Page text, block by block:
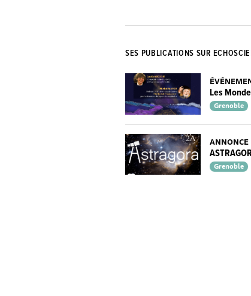
SES PUBLICATIONS SUR
Les
Grenoble
ANNONCE
Grenoble